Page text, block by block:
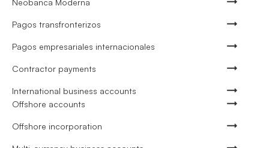
Pagos transfronterizos
Pagos empresariales internacionales
Contractor payments
International business accounts
Offshore accounts
Offshore incorporation